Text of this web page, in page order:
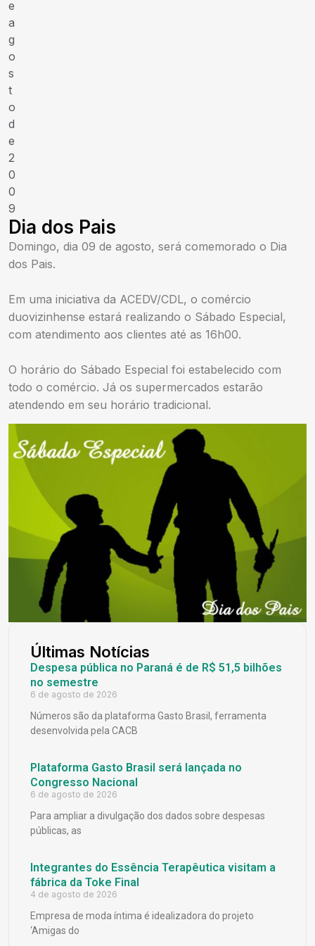
e
a
g
o
s
t
o
d
e
2
0
0
9
Dia dos Pais
Domingo, dia 09 de agosto, será comemorado o Dia
dos Pais.
Em uma iniciativa da ACEDV/CDL, o comércio
duovizinhense estará realizando o Sábado Especial,
com atendimento aos clientes até as 16h00.
O horário do Sábado Especial foi estabelecido com
todo o comércio. Já os supermercados estarão
atendendo em seu horário tradicional.
Últimas Notícias
Despesa pública no Paraná é de R$ 51,5 bilhões
no semestre
6 de agosto de 2026
Números são da plataforma Gasto Brasil, ferramenta
desenvolvida pela CACB
Plataforma Gasto Brasil será lançada no
Congresso Nacional
6 de agosto de 2026
Para ampliar a divulgação dos dados sobre despesas
públicas, as
Integrantes do Essência Terapêutica visitam a
fábrica da Toke Final
4 de agosto de 2026
Empresa de moda íntima é idealizadora do projeto
‘Amigas do